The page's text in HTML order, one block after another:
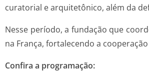
curatorial e arquitetônico, além da
Nesse período, a fundação que
na França, fortalecendo a
Confira a programação: